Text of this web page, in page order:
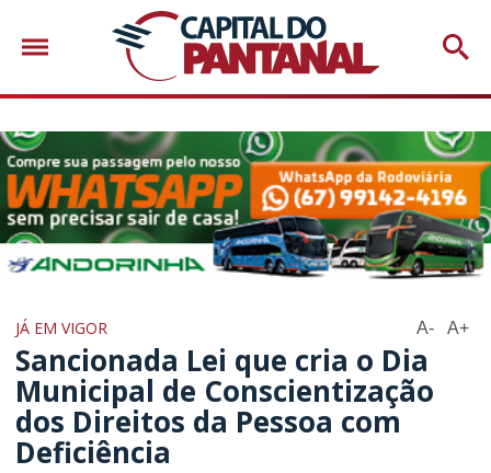
JÁ EM VIGOR A- A+
Sancionada Lei que cria o Dia
Municipal de Conscientização
dos Direitos da Pessoa com
Deficiência